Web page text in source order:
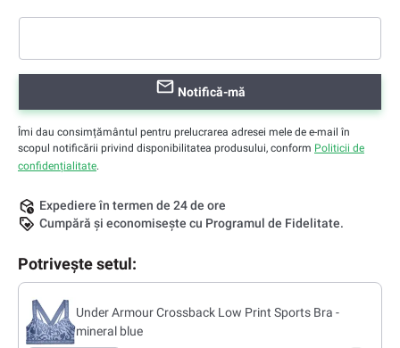
Notifică-mă
Îmi dau consimțământul pentru prelucrarea adresei mele de e-mail în
scopul notificării privind disponibilitatea produsului, conform Politicii de
confidențialitate.
Expediere în termen de 24 de ore
Cumpără și economisește cu Programul de Fidelitate.
Potrivește setul:
Under Armour Crossback Low Print Sports Bra -
mineral blue